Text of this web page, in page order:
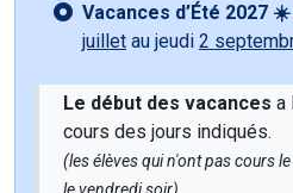
Vacances d’Été 2027 ☀️
juillet au jeudi 2
Le début des vacances a
cours des jours indiqués.
(les élèves qui n'ont pas cours